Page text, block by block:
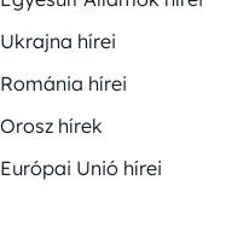
Ukrajna hírei
Románia hírei
Orosz hírek
Európai Unió hírei